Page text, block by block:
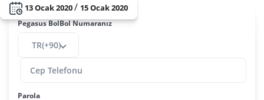
13 Ocak 2020/ 15 Ocak 2020
Pegasus BolBol Numaranız
TR(+90)
Parola